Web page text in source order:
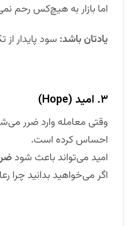
اما بازار به هیچ‌کس رحم
یادتان باشد: سود پایدار
۳. امید (Hope)
وقتی معامله وارد ضرر
احساس کرده است.
امید می‌تواند باعث شود
اگر می‌خواهید بدانید چرا